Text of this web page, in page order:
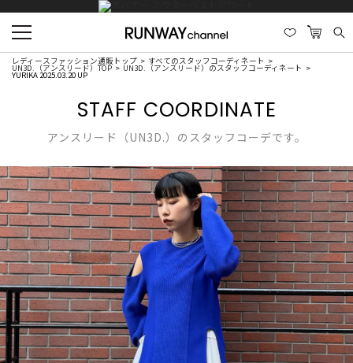
レディースファッション通販トップ すべてのスタッフコーディネート
UN3D.（アンスリード）TOP UN3D.（アンスリード）のスタッフコーディネート
YURIKA 2025.03.20 UP
STAFF COORDINATE
アンスリード（UN3D.）のスタッフコーデです。